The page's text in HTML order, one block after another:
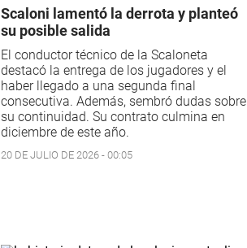
Scaloni lamentó la derrota y planteó
su posible salida
El conductor técnico de la Scaloneta
destacó la entrega de los jugadores y el
haber llegado a una segunda final
consecutiva. Además, sembró dudas sobre
su continuidad. Su contrato culmina en
diciembre de este año.
20 DE JULIO DE 2026 - 00:05